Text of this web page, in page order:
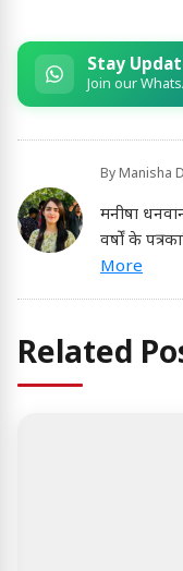
Stay
Join our
By Manisha
मनीषा
वर्षों के
More
Related